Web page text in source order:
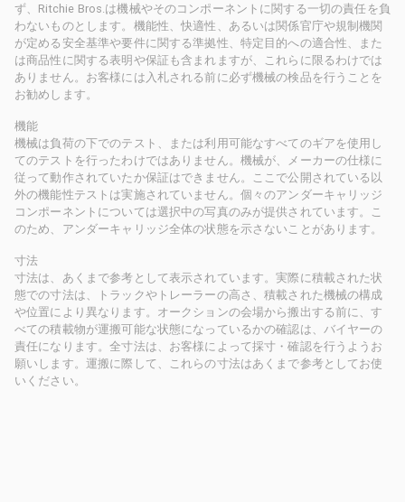
ず、Ritchie Bros.は機械やそのコンポーネントに関する一切の責任を負
わないものとします。機能性、快適性、あるいは関係官庁や規制機関
が定める安全基準や要件に関する準拠性、特定目的への適合性、また
は商品性に関する表明や保証も含まれますが、これらに限るわけでは
ありません。お客様には入札される前に必ず機械の検品を行うことを
お勧めします。
機能
機械は負荷の下でのテスト、または利用可能なすべてのギアを使用し
てのテストを行ったわけではありません。機械が、メーカーの仕様に
従って動作されていたか保証はできません。ここで公開されている以
外の機能性テストは実施されていません。個々のアンダーキャリッジ
コンポーネントについては選択中の写真のみが提供されています。こ
のため、アンダーキャリッジ全体の状態を示さないことがあります。
寸法
寸法は、あくまで参考として表示されています。実際に積載された状
態での寸法は、トラックやトレーラーの高さ、積載された機械の構成
や位置により異なります。オークションの会場から搬出する前に、す
べての積載物が運搬可能な状態になっているかの確認は、バイヤーの
責任になります。全寸法は、お客様によって採寸・確認を行うようお
願いします。運搬に際して、これらの寸法はあくまで参考としてお使
いください。